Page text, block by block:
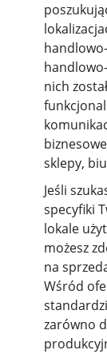
nich
sklepy,
Jeśli
specyfiki
lokale
możesz
na
Wśród
zarówno